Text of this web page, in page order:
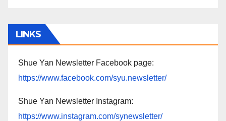
LINKS
Shue Yan Newsletter Facebook page:
https://www.facebook.com/syu.newsletter/
Shue Yan Newsletter Instagram:
https://www.instagram.com/synewsletter/